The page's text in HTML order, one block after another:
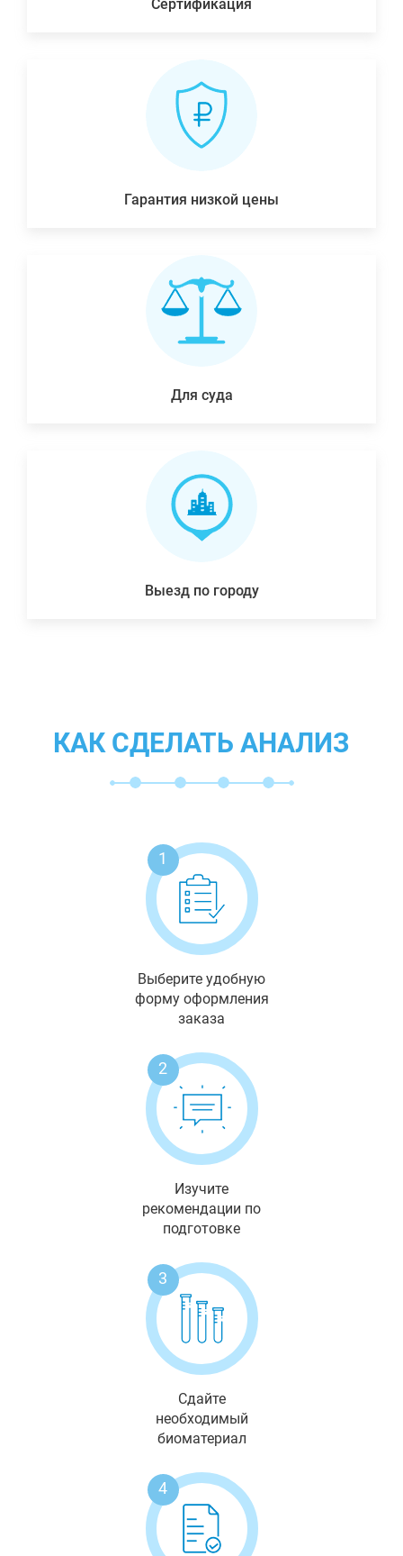
Сертификация
Гарантия низкой цены
Для суда
Выезд по городу
КАК СДЕЛАТЬ АНАЛИЗ
1
Выберите удобную
форму оформления
заказа
2
Изучите
рекомендации по
подготовке
3
Сдайте
необходимый
биоматериал
4